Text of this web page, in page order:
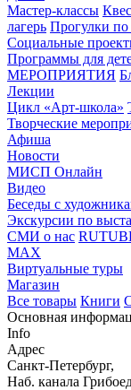
Мастер-классы
лагерь Прогулки по
Социальные
Программы для
МЕРОПРИЯТИЯ
Лекции
Цикл «Арт-школа»
Творческие
Афиша
Новости
МИСП Онлайн
Видео
Беседы с
Экскурсии по
СМИ о нас
MAX
Виртуальные туры
Магазин
Все товары Книги
Основная
Info
Адрес
Санкт-Петербург,
Наб. канала